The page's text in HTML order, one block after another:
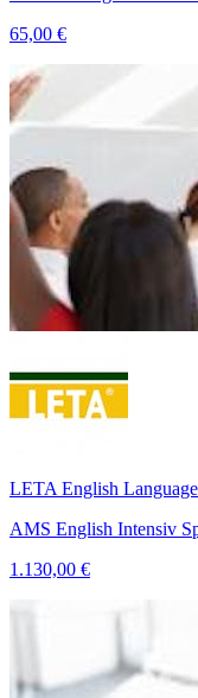
65,00 €
LETA English
AMS English Intensiv
1.130,00 €